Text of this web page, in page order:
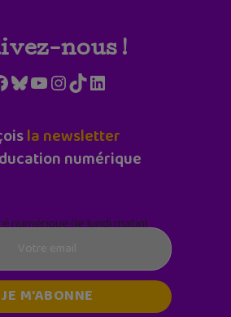
nous !
Bluesky
YouTube
Instagram
TikTokLinkedIn
la newsletter
numérique
numérique (le lundi matin)